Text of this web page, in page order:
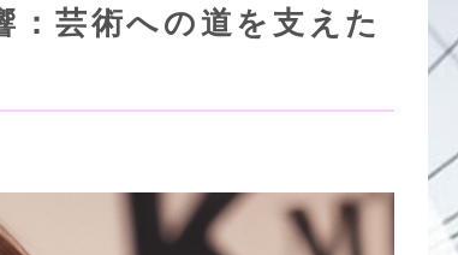
：芸術への道を支えた